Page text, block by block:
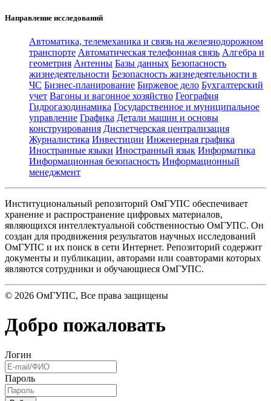
Направление исследований
Автоматика, телемеханика и связь на железнодорожном
транспорте Автоматическая телефонная связь Алгебра и
геометрия Антенны Базы данных Безопасность
жизнедеятельности Безопасность жизнедеятельности в
ЧС Бизнес-планирование Биржевое дело Бухгалтерский
учет Вагоны и вагонное хозяйство География
Гидрогазодинамика Государственное и муниципальное
управление Графика Детали машин и основы
конструирования Диспетчерская централизация
Журналистика Инвестиции Инженерная графика
Иностранные языки Иностранный язык Информатика
Информационная безопасность Информационный
менеджмент
Институциональный репозиторий ОмГУПС обеспечивает
хранение и распространение цифровых материалов,
являющихся интеллектуальной собственностью ОмГУПС. Он
создан для продвижения результатов научных исследований
ОмГУПС и их поиск в сети Интернет. Репозиторий содержит
документы и публикации, авторами или соавторами которых
являются сотрудники и обучающиеся ОмГУПС.
© 2026 ОмГУПС, Все права защищены
Добро пожаловать
Логин
Пароль